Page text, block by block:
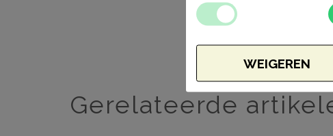
Gerelateerde
WEIGEREN